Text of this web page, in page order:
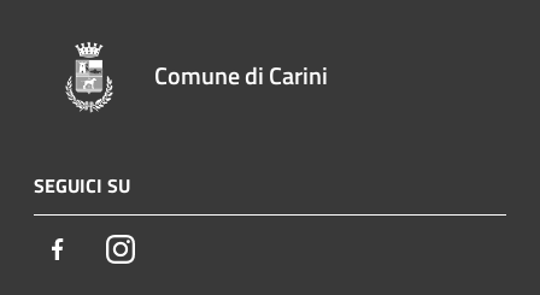
Comune di Carini
SEGUICI SU
FacebookInstagram